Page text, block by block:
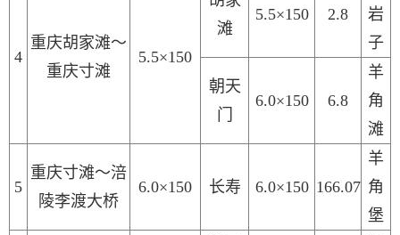
4
重庆胡家滩～
重庆寸滩
5.5×150
滩
5.5×150 2.8
岩
子
朝天
门
6.0×150 6.8
羊
角
滩
5
重庆寸滩～涪
陵李渡大桥
6.0×150 长寿 6.0×150 166.07
羊
角
堡